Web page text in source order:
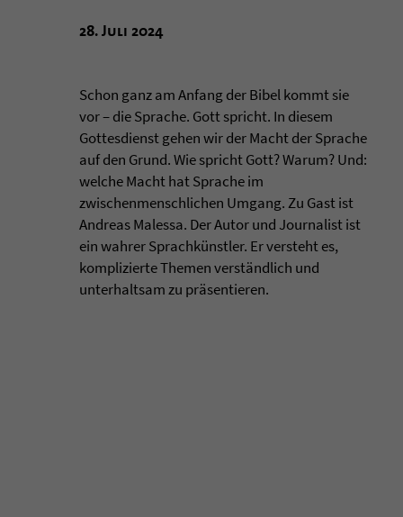
28. Juli 2024
Schon ganz am Anfang der Bibel kommt sie
vor – die Sprache. Gott spricht. In diesem
Gottesdienst gehen wir der Macht der Sprache
auf den Grund. Wie spricht Gott? Warum? Und:
welche Macht hat Sprache im
zwischenmenschlichen Umgang. Zu Gast ist
Andreas Malessa. Der Autor und Journalist ist
ein wahrer Sprachkünstler. Er versteht es,
komplizierte Themen verständlich und
unterhaltsam zu präsentieren.